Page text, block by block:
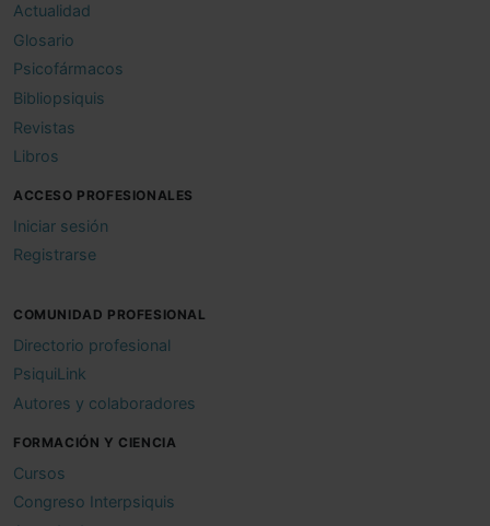
Actualidad
Glosario
Psicofármacos
Bibliopsiquis
Revistas
Libros
ACCESO PROFESIONALES
Iniciar sesión
Registrarse
COMUNIDAD PROFESIONAL
Directorio profesional
PsiquiLink
Autores y colaboradores
FORMACIÓN Y CIENCIA
Cursos
Congreso Interpsiquis